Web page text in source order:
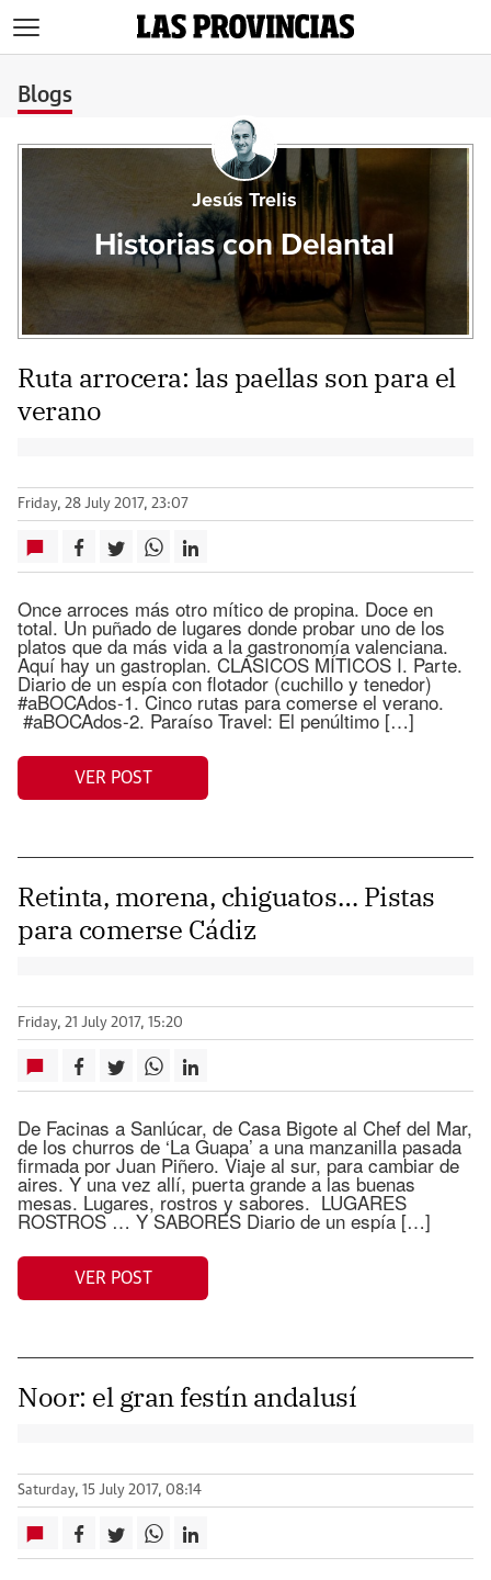
Blogs
Jesús Trelis
Historias con Delantal
Ruta arrocera: las paellas son para el
verano
Friday, 28 July 2017, 23:07
Once arroces más otro mítico de propina. Doce en
total. Un puñado de lugares donde probar uno de los
platos que da más vida a la gastronomía valenciana.
Aquí hay un gastroplan. CLÁSICOS MÍTICOS I. Parte.
Diario de un espía con flotador (cuchillo y tenedor)
#aBOCAdos-1. Cinco rutas para comerse el verano.
#aBOCAdos-2. Paraíso Travel: El penúltimo […]
VER POST
Retinta, morena, chiguatos… Pistas
para comerse Cádiz
Friday, 21 July 2017, 15:20
De Facinas a Sanlúcar, de Casa Bigote al Chef del Mar,
de los churros de ‘La Guapa’ a una manzanilla pasada
firmada por Juan Piñero. Viaje al sur, para cambiar de
aires. Y una vez allí, puerta grande a las buenas
mesas. Lugares, rostros y sabores. LUGARES
ROSTROS … Y SABORES Diario de un espía […]
VER POST
Noor: el gran festín andalusí
Saturday, 15 July 2017, 08:14